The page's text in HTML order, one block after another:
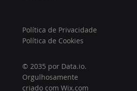
Política de Privacidade
Política de Cookies
© 2035 por Data.io.
Orgulhosamente
criado com Wix.com